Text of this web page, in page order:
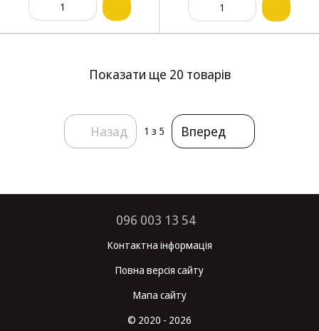
Показати ще 20 товарів
Назад 1 з 5 Вперед
096 003 13 54
Контактна інформація
Повна версія сайту
Мапа сайту
© 2020 - 2026